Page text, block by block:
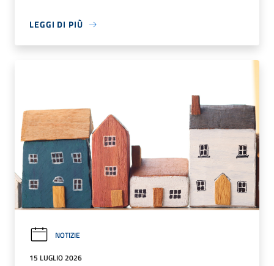
LEGGI DI PIÙ
NOTIZIE
15 LUGLIO 2026